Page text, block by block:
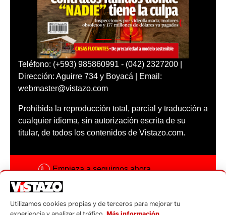
Teléfono: (+593) 985860991 - (042) 2327200 |
Dirección: Aguirre 734 y Boyacá | Email:
webmaster@vistazo.com
Prohibida la reproducción total, parcial y traducción a
cualquier idioma, sin autorización escrita de su
titular, de todos los contenidos de Vistazo.com.
Empieza a seguirnos ahora
Código ética
Utilizamos cookies propias y de terceros para mejorar tu